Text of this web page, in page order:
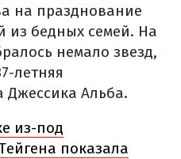
на празднование
из бедных семей. На
немало звезд,
летняя
Джессика Альба.
из-под
показала